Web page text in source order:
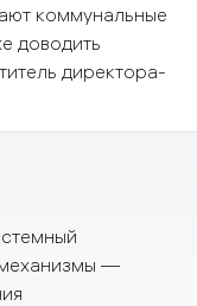
коммунальные
доводить
директора-
—